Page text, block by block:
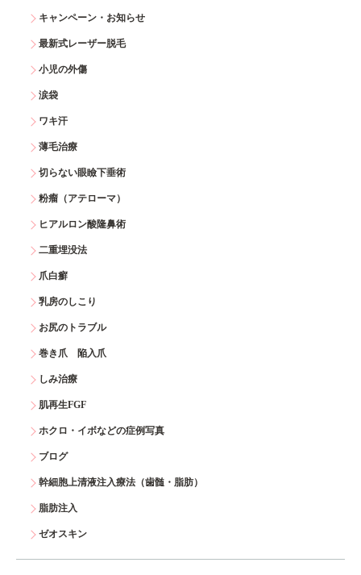
キャンペーン・お知らせ
最新式レーザー脱毛
小児の外傷
涙袋
ワキ汗
薄毛治療
切らない眼瞼下垂術
粉瘤（アテローマ）
ヒアルロン酸隆鼻術
二重埋没法
爪白癬
乳房のしこり
お尻のトラブル
巻き爪 陥入爪
しみ治療
肌再生FGF
ホクロ・イボなどの症例写真
ブログ
幹細胞上清液注入療法（歯髄・脂肪）
脂肪注入
ゼオスキン